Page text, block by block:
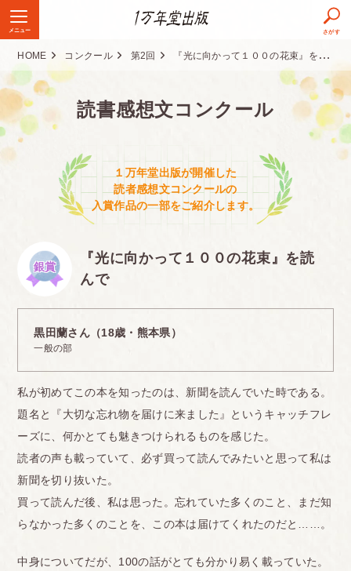
メニュー さがす
HOME コンクール 第2回 『光に向かって１００の花束』を読んで
読書感想文コンクール
１万年堂出版が開催した
読者感想文コンクールの
入賞作品の一部をご紹介します。
銀賞
『光に向かって１００の花束』を読
んで
黒田蘭さん（18歳・熊本県）
一般の部
私が初めてこの本を知ったのは、新聞を読んでいた時である。
題名と『大切な忘れ物を届けに来ました』というキャッチフレ
ーズに、何かとても魅きつけられるものを感じた。
読者の声も載っていて、必ず買って読んでみたいと思って私は
新聞を切り抜いた。
買って読んだ後、私は思った。忘れていた多くのこと、まだ知
らなかった多くのことを、この本は届けてくれたのだと……。
中身についてだが、100の話がとても分かり易く載っていた。